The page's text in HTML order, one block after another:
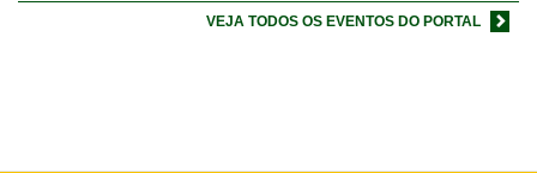
VEJA TODOS OS EVENTOS DO PORTAL